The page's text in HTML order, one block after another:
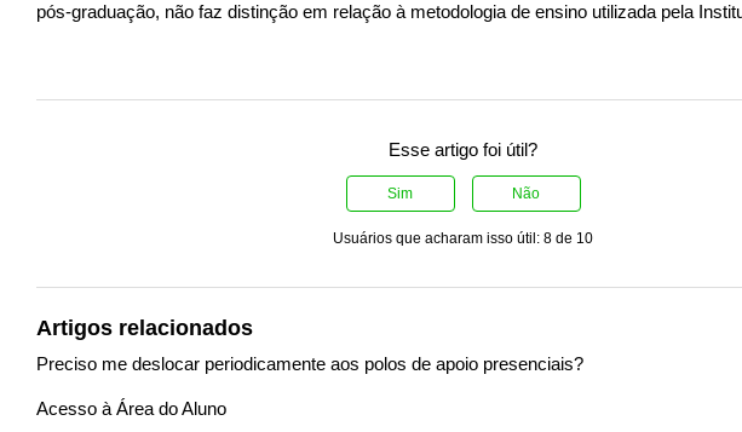
pós-graduação, não faz distinção em relação à metodologia de ensino utilizada pela
Esse artigo foi útil?
Sim Não
Usuários que acharam isso útil: 8 de 10
Artigos relacionados
Preciso me deslocar periodicamente aos polos de apoio presenciais?
Acesso à Área do Aluno